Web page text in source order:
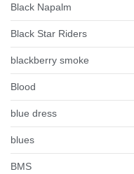
Black Napalm
Black Star Riders
blackberry smoke
Blood
blue dress
blues
BMS